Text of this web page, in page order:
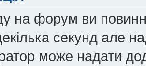
на форум ви
секунд але
може надати